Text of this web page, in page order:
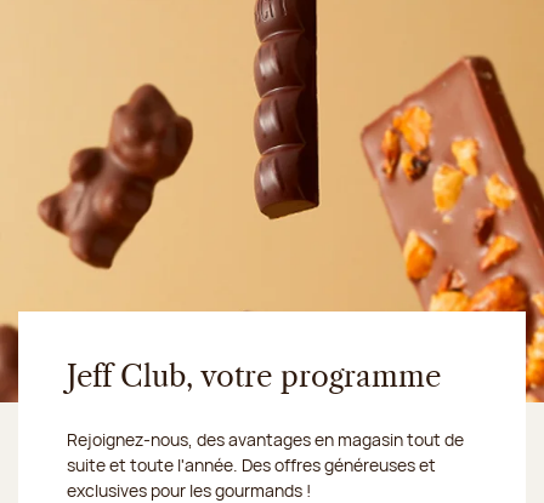
Jeff Club, votre programme
Rejoignez-nous, des avantages en magasin tout de
suite et toute l'année. Des offres généreuses et
exclusives pour les gourmands !